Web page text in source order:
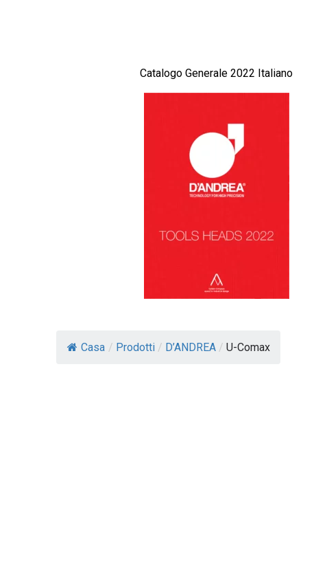
Catalogo Generale 2022 Italiano
Casa / Prodotti / D’ANDREA / U-Comax